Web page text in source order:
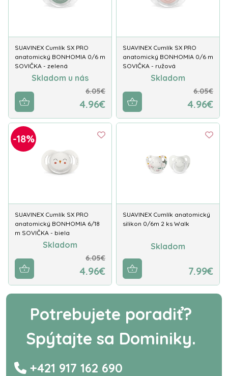
SUAVINEX Cumlík SX PRO
anatomický BONHOMIA 0/6 m
SOVIČKA - zelená
Skladom u nás
6.05€
4.96€
SUAVINEX Cumlík SX PRO
anatomický BONHOMIA 0/6 m
SOVIČKA - ružová
Skladom
6.05€
4.96€
-18%
SUAVINEX Cumlík SX PRO
anatomický BONHOMIA 6/18
m SOVIČKA - biela
Skladom
6.05€
4.96€
SUAVINEX Cumlík anatomický
silikon 0/6m 2 ks Walk
Skladom
7.99€
Potrebujete poradiť?
Spýtajte sa Dominiky.
+421 917 162 690